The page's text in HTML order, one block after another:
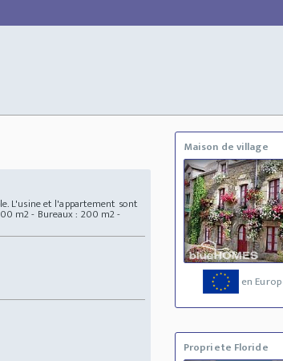
L'usine et l'appartement sont
m2 - Bureaux : 200 m2 -
Maison de village
en
Propriete Floride